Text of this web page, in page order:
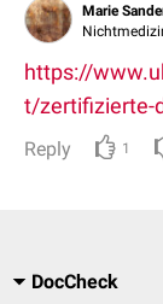
Marie
https://
t/zertifizierte-
Reply 1
DocCheck